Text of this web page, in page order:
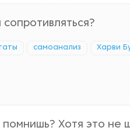
самоанализ Харви
Хотя это не